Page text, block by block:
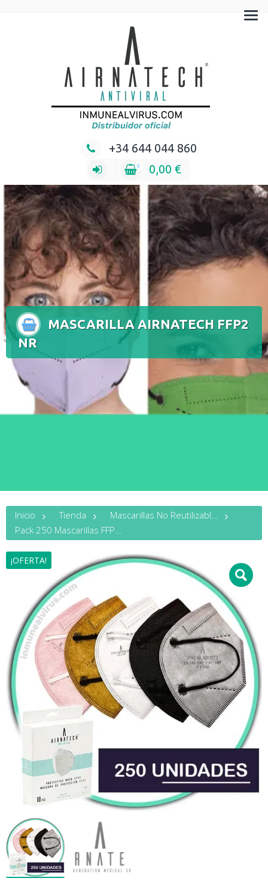
Mascarillas hechas en España
+34 644 044 860
0 0,00 €
MASCARILLA AIRNATECH FFP2
NR
Inicio Tienda
Mascarillas No Reutilizables
Pack 250 Mascarillas FFP2 airnatech
¡OFERTA!